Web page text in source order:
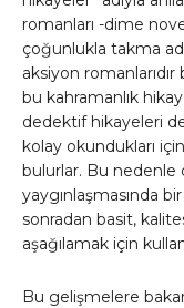
romanları -dime
çoğunlukla takma ad
aksiyon
bu kahramanlık
dedektif hikayeleri de
kolay okundukları
bulurlar. Bu nedenle
yaygınlaşmasında
sonradan basit,
aşağılamak için
Bu gelişmelere